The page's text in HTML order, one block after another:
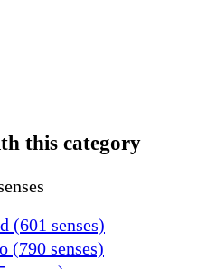
this category
(601 senses)
senses)